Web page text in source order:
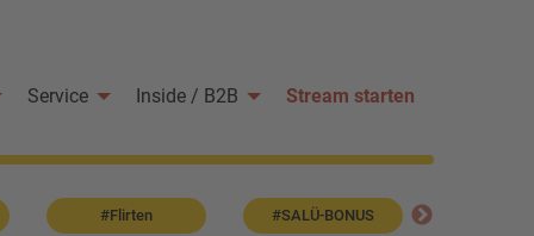
Service Inside / B2B Stream starten
#Flirten #SALÜ-BONUS